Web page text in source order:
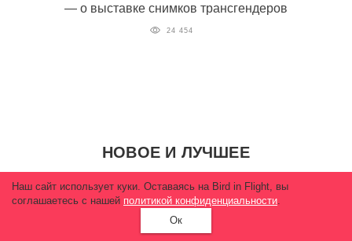
— о выставке снимков трансгендеров
24 454
НОВОЕ И ЛУЧШЕЕ
Наш сайт использует куки. Оставаясь на Bird in Flight, вы
соглашаетесь с нашей политикой конфиденциальности.
Ок